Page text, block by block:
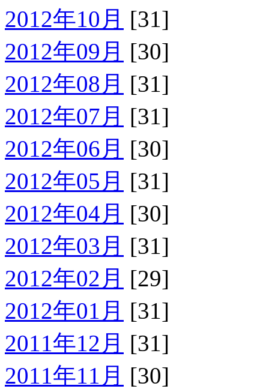
2012年10月 [31]
2012年09月 [30]
2012年08月 [31]
2012年07月 [31]
2012年06月 [30]
2012年05月 [31]
2012年04月 [30]
2012年03月 [31]
2012年02月 [29]
2012年01月 [31]
2011年12月 [31]
2011年11月 [30]